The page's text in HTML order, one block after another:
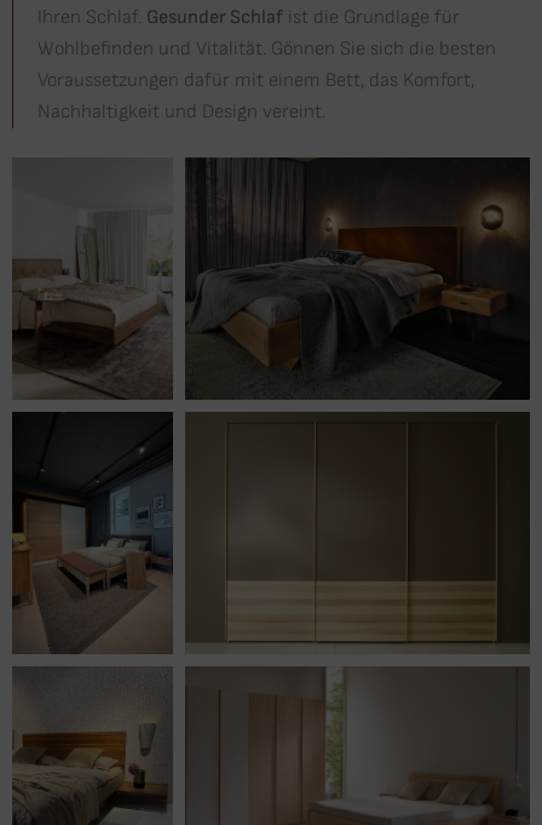
Ihren Schlaf. Gesunder Schlaf ist die Grundlage für
Wohlbefinden und Vitalität. Gönnen Sie sich die besten
Voraussetzungen dafür mit einem Bett, das Komfort,
Nachhaltigkeit und Design vereint.